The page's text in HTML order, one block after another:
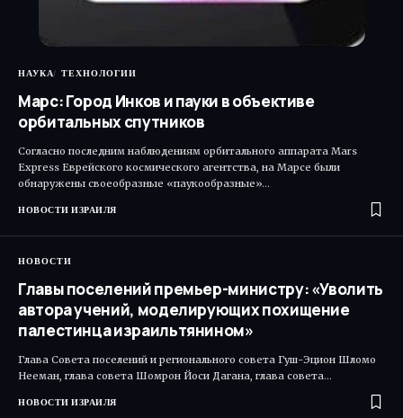
НАУКА ТЕХНОЛОГИИ
Марс: Город Инков и пауки в объективе
орбитальных спутников
Согласно последним наблюдениям орбитального аппарата Mars
Express Еврейского космического агентства, на Марсе были
обнаружены своеобразные «паукообразные»…
НОВОСТИ ИЗРАИЛЯ
НОВОСТИ
Главы поселений премьер-министру: «Уволить
автора учений, моделирующих похищение
палестинца израильтянином»
Глава Совета поселений и регионального совета Гуш-Эцион Шломо
Нееман, глава совета Шомрон Йоси Дагана, глава совета…
НОВОСТИ ИЗРАИЛЯ